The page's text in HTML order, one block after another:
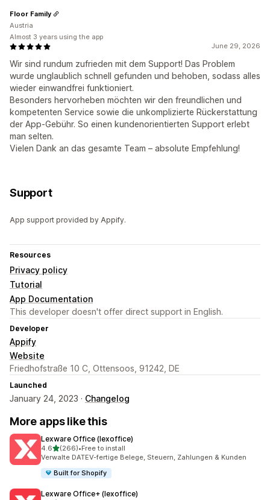
June 29, 2026
Wir sind rundum zufrieden mit dem Support! Das Problem
wurde unglaublich schnell gefunden und behoben, sodass alles
wieder einwandfrei funktioniert.
Besonders hervorheben möchten wir den freundlichen und
kompetenten Service sowie die unkomplizierte Rückerstattung
der App-Gebühr. So einen kundenorientierten Support erlebt
man selten.
Vielen Dank an das gesamte Team – absolute Empfehlung!
Floor Family
Austria
Almost 3 years using the app
Support
App support provided by Appify.
Resources
Privacy policy
Tutorial
App Documentation
This developer doesn't offer direct support in English.
Developer
Appify
Website
Friedhofstraße 10 C, Ottensoos, 91242, DE
Launched
January 24, 2023 · Changelog
More apps like this
Lexware Office (lexoffice)
4.6out of 5 stars
(266)
266 total reviews
•Free to install
Verwalte DATEV-fertige Belege, Steuern, Zahlungen & Kunden
Built for Shopify
Lexware Office+ (lexoffice)